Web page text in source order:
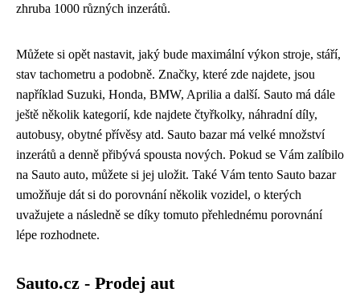
zhruba 1000 různých inzerátů.
Můžete si opět nastavit, jaký bude maximální výkon stroje, stáří,
stav tachometru a podobně. Značky, které zde najdete, jsou
například Suzuki, Honda, BMW, Aprilia a další. Sauto má dále
ještě několik kategorií, kde najdete čtyřkolky, náhradní díly,
autobusy, obytné přívěsy atd. Sauto bazar má velké množství
inzerátů a denně přibývá spousta nových. Pokud se Vám zalíbilo
na Sauto auto, můžete si jej uložit. Také Vám tento Sauto bazar
umožňuje dát si do porovnání několik vozidel, o kterých
uvažujete a následně se díky tomuto přehlednému porovnání
lépe rozhodnete.
Sauto.cz - Prodej aut